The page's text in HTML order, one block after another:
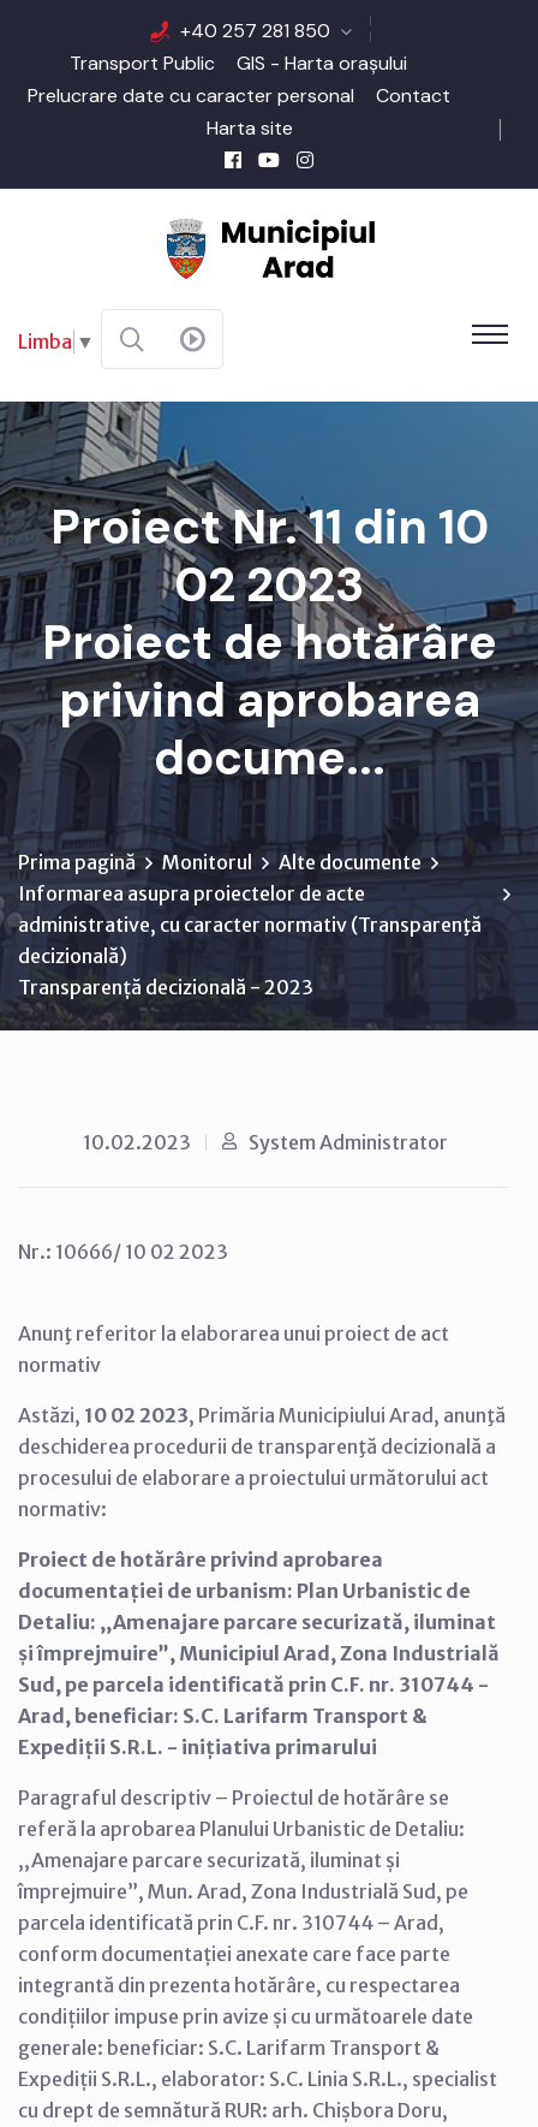
+40 257 281 850
Transport Public
GIS - Harta orașului
Prelucrare date cu caracter personal
Contact
Harta site
Limba ▼
Proiect Nr. 11 din 10
02 2023
Proiect de hotărâre
privind aprobarea
docume...
Prima pagină Monitorul
Alte documente
Informarea asupra proiectelor de acte
administrative, cu caracter normativ (Transparenţă
decizională)
Transparență decizională - 2023
10.02.2023 System Administrator
Nr.: 10666/ 10 02 2023
Anunţ referitor la elaborarea unui proiect de act
normativ
Astăzi, 10 02 2023, Primăria Municipiului Arad, anunţă
deschiderea procedurii de transparenţă decizională a
procesului de elaborare a proiectului următorului act
normativ:
Proiect de hotărâre privind aprobarea
documentației de urbanism: Plan Urbanistic de
Detaliu: ,,Amenajare parcare securizată, iluminat
și împrejmuire”, Municipiul Arad, Zona Industrială
Sud, pe parcela identificată prin C.F. nr. 310744 -
Arad, beneficiar: S.C. Larifarm Transport &
Expediții S.R.L. - inițiativa primarului
Paragraful descriptiv – Proiectul de hotărâre se
referă la aprobarea Planului Urbanistic de Detaliu:
,,Amenajare parcare securizată, iluminat și
împrejmuire”, Mun. Arad, Zona Industrială Sud, pe
parcela identificată prin C.F. nr. 310744 – Arad,
conform documentației anexate care face parte
integrantă din prezenta hotărâre, cu respectarea
condițiilor impuse prin avize și cu următoarele date
generale: beneficiar: S.C. Larifarm Transport &
Expediții S.R.L., elaborator: S.C. Linia S.R.L., specialist
cu drept de semnătură RUR: arh. Chișbora Doru,